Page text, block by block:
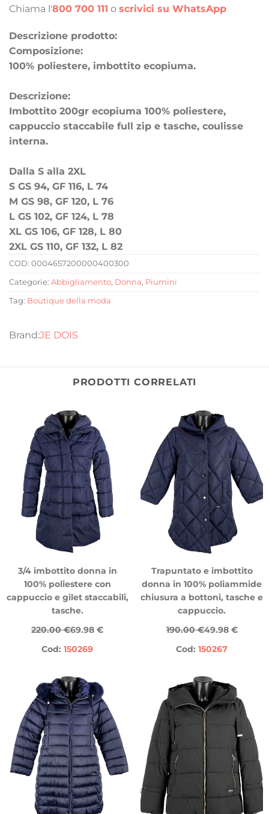
Chiama l'800 700 111 o scrivici su WhatsApp
Descrizione prodotto:
Composizione:
100% poliestere, imbottito ecopiuma.
Descrizione:
Imbottito 200gr ecopiuma 100% poliestere,
cappuccio staccabile full zip e tasche, coulisse
interna.
Dalla S alla 2XL
S GS 94, GF 116, L 74
M GS 98, GF 120, L 76
L GS 102, GF 124, L 78
XL GS 106, GF 128, L 80
2XL GS 110, GF 132, L 82
COD: 0004657200000400300
Categorie: Abbigliamento, Donna, Piumini
Tag: Boutique della moda
JE DOIS
PRODOTTI CORRELATI
3/4 imbottito donna in
100% poliestere con
cappuccio e gilet staccabili,
tasche.
220.00 €69.98 €
Cod: 150269
Trapuntato e imbottito
donna in 100% poliammide
chiusura a bottoni, tasche e
cappuccio.
190.00 €49.98 €
Cod: 150267